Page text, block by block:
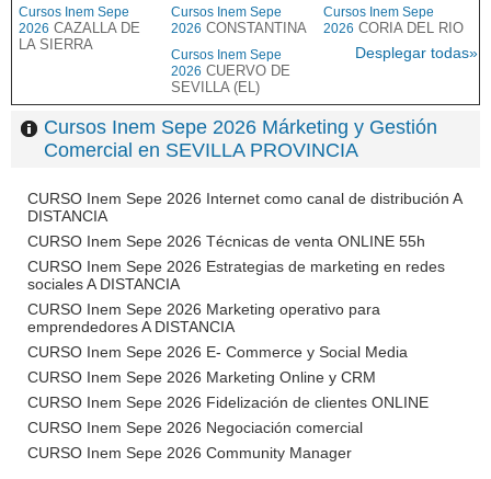
Cursos Inem Sepe
2026 CAZALLA DE
LA SIERRA
Cursos Inem Sepe
2026 CONSTANTINA
Cursos Inem Sepe
2026 CORIA DEL RIO
Cursos Inem Sepe
2026 CUERVO DE
SEVILLA (EL)
Desplegar todas»
Cursos Inem Sepe 2026 Márketing y Gestión
Comercial en SEVILLA PROVINCIA
CURSO Inem Sepe 2026 Internet como canal de distribución A
DISTANCIA
CURSO Inem Sepe 2026 Técnicas de venta ONLINE 55h
CURSO Inem Sepe 2026 Estrategias de marketing en redes
sociales A DISTANCIA
CURSO Inem Sepe 2026 Marketing operativo para
emprendedores A DISTANCIA
CURSO Inem Sepe 2026 E- Commerce y Social Media
CURSO Inem Sepe 2026 Marketing Online y CRM
CURSO Inem Sepe 2026 Fidelización de clientes ONLINE
CURSO Inem Sepe 2026 Negociación comercial
CURSO Inem Sepe 2026 Community Manager